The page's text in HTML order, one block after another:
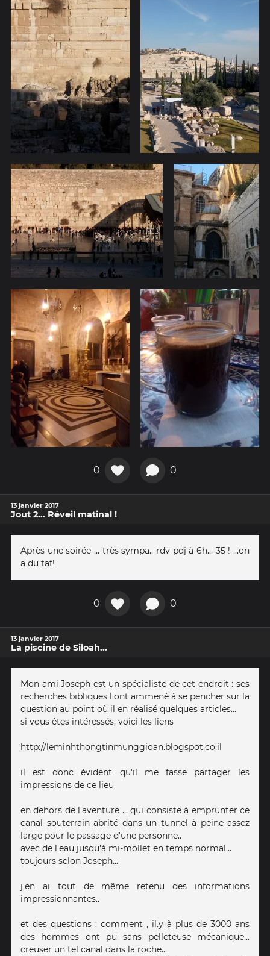
0 0
13 janvier 2017
Jout 2... Réveil matinal !
Après une soirée ... très sympa.. rdv pdj à 6h... 35 ! ...on
a du taf!
0 0
13 janvier 2017
La piscine de Siloah​...
Mon ami Joseph est un spécialiste de cet endroit : ses
recherches bibliques l'ont ammené à se pencher sur la
question au point où il en réalisé quelques articles...
si vous êtes intéressés, voici les liens
http://leminhthongtinmunggioan.blogspot.co.il
il est donc évident qu'il me fasse partager les
impressions de ce lieu
en dehors de l'aventure ... qui consiste à emprunter ce
canal souterrain abrité dans un tunnel à peine assez
large pour le passage d'une personne..
avec de l'eau jusqu'à mi-mollet en temps normal...
toujours selon Joseph...
j'en ai tout de même retenu des informations
impressionnantes..
et des questions : comment , il.y à plus de 3000 ans
des hommes ont pu sans pelleteuse mécanique...
creuser un tel canal dans la roche...